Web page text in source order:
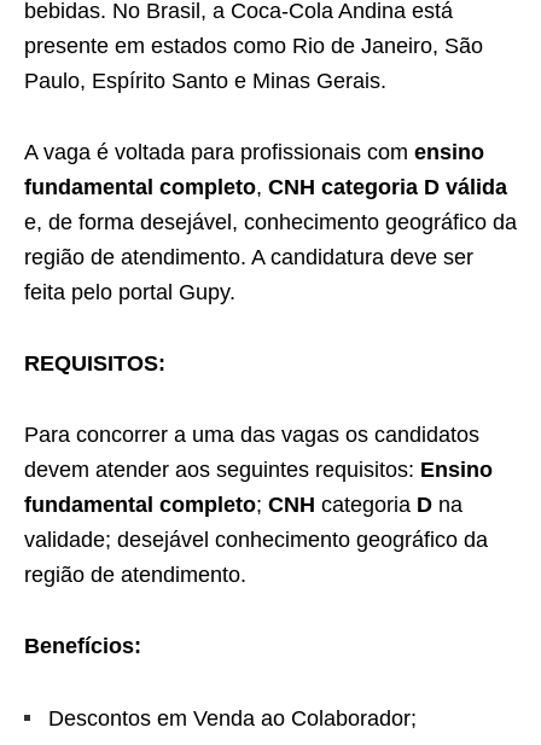
bebidas. No Brasil, a Coca-Cola Andina está
presente em estados como Rio de Janeiro, São
Paulo, Espírito Santo e Minas Gerais.
A vaga é voltada para profissionais com ensino
fundamental completo, CNH categoria D válida
e, de forma desejável, conhecimento geográfico da
região de atendimento. A candidatura deve ser
feita pelo portal Gupy.
REQUISITOS:
Para concorrer a uma das vagas os candidatos
devem atender aos seguintes requisitos: Ensino
fundamental completo; CNH categoria D na
validade; desejável conhecimento geográfico da
região de atendimento.
Benefícios:
Descontos em Venda ao Colaborador;